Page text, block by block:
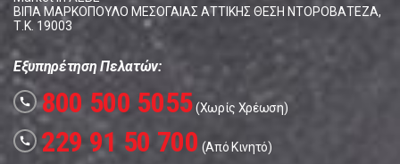
ΒΙΠΑ ΜΑΡΚΟΠΟΥΛΟ ΜΕΣΟΓΑΙΑΣ ΑΤΤΙΚΗΣ ΘΕΣΗ ΝΤΟΡΟΒΑΤΕΖΑ,
Τ.Κ. 19003
Εξυπηρέτηση Πελατών:
call 800 500 5055(Χωρίς Χρέωση)
call 229 91 50 700 (Από Κινητό)